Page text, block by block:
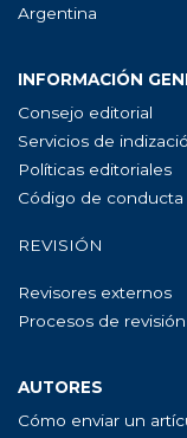
Argentina
INFORMACIÓN
Consejo editorial
Servicios de
Políticas editoriales
Código de conducta
REVISIÓN
Revisores externos
Procesos de revisión
AUTORES
Cómo enviar un